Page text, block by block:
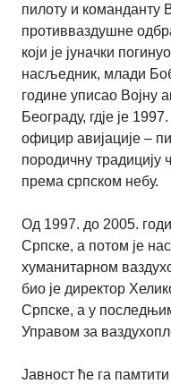
пилоту и команданту
противваздушне
који је јуначки
насљедник, млади
године уписао Војну
Београду, гдје је
официр авијације –
породичну
према српском небу.
Од 1997. до 2005.
Српске, а потом је
хуманитарном
био је директор
Српске, а у
Управом за
Јавност ће га